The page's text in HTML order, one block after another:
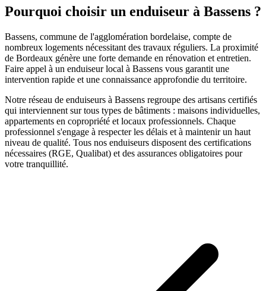
Pourquoi choisir un enduiseur à Bassens ?
Bassens, commune de l'agglomération bordelaise, compte de
nombreux logements nécessitant des travaux réguliers. La proximité
de Bordeaux génère une forte demande en rénovation et entretien.
Faire appel à un enduiseurlocal à Bassens vous garantit une
intervention rapide et une connaissance approfondie du territoire.
Notre réseau de enduiseurs à Bassens regroupe des artisans certifiés
qui interviennent sur tous types de bâtiments : maisons individuelles,
appartements en copropriété et locaux professionnels. Chaque
professionnel s'engage à respecter les délais et à maintenir un haut
niveau de qualité. Tous nos enduiseurs disposent des certifications
nécessaires (RGE, Qualibat) et des assurances obligatoires pour
votre tranquillité.